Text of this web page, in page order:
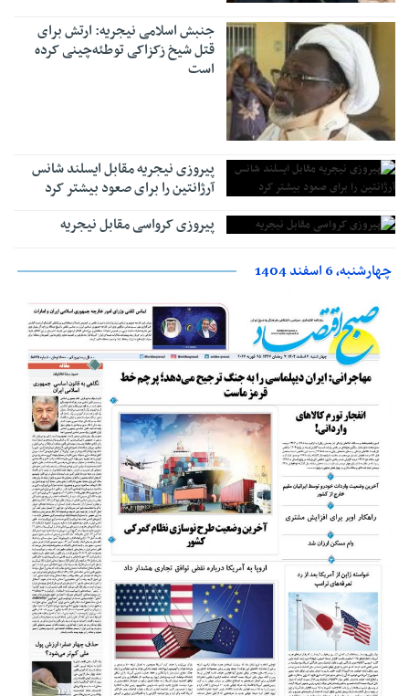
جنبش اسلامی نیجریه: ارتش برای
قتل شیخ زکزاکی توطئه‌چینی کرده
است
پیروزی نیجریه مقابل ایسلند شانس
آرژانتین را برای صعود بیشتر کرد
پیروزی کرواسی مقابل نیجریه
چهارشنبه، 6 اسفند 1404